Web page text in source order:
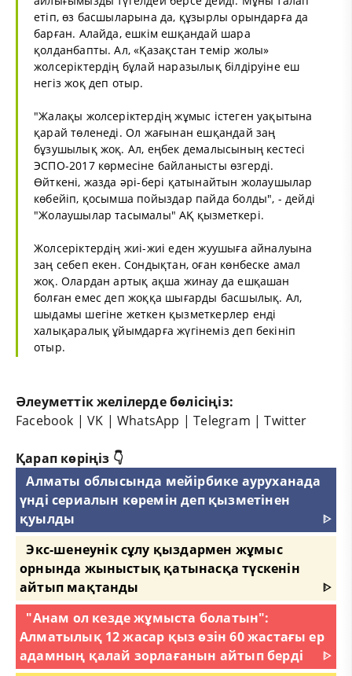
етіп, өз басшыларына да, құзырлы орындарға да
барған. Алайда, ешкім ешқандай шара
қолданбапты. Ал, «Қазақстан темір жолы»
жолсеріктердің бұлай наразылық білдіруіне еш
негіз жоқ деп отыр.
"Жалақы жолсеріктердің жұмыс істеген уақытына
қарай төленеді. Ол жағынан ешқандай заң
бұзушылық жоқ. Ал, еңбек демалысының кестесі
ЭСПО-2017 көрмесіне байланысты өзгерді.
Өйткені, жазда әрі-бері қатынайтын жолаушылар
көбейіп, қосымша пойыздар пайда болды", - дейді
"Жолаушылар тасымалы" АҚ қызметкері.
Жолсеріктердің жиі-жиі еден жуушыға айналуына
заң себеп екен. Сондықтан, оған көнбеске амал
жоқ. Олардан артық ақша жинау да ешқашан
болған емес деп жоққа шығарды басшылық. Ал,
шыдамы шегіне жеткен қызметкерлер енді
халықаралық ұйымдарға жүгінеміз деп бекініп
отыр.
Әлеуметтік желілерде бөлісіңіз:
Facebook |VK |WhatsApp |Telegram |Twitter
Қарап көріңіз 👇
Алматы облысында мейірбике ауруханада
үнді сериалын көремін деп қызметінен
қуылды
ᐈ
Экс-шенеунік сұлу қыздармен жұмыс
орнында жыныстық қатынасқа түскенін
айтып мақтанды
ᐈ
"Анам ол кезде жұмыста болатын":
Алматылық 12 жасар қыз өзін 60 жастағы ер
адамның қалай зорлағанын айтып берді
ᐈ